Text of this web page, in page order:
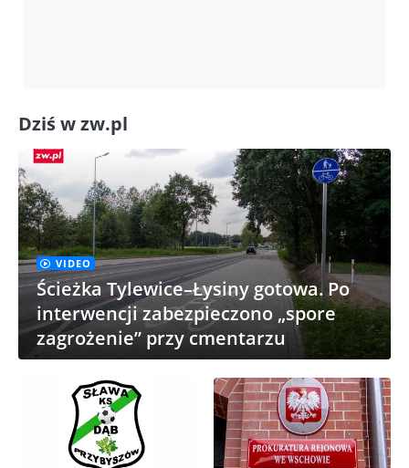
Dziś w zw.pl
VIDEO
Ścieżka Tylewice–Łysiny gotowa. Po
interwencji zabezpieczono „spore
zagrożenie” przy cmentarzu